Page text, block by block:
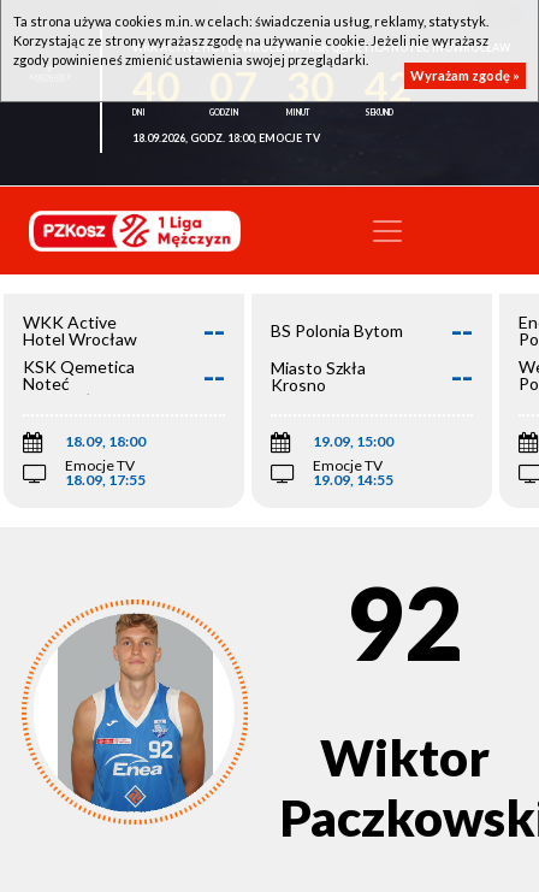
WKK ACTIVE HOTEL WROCŁAW - KSK QEMETICA NOTEĆ INOWROCŁAW
42
18.09.2026, GODZ. 18:00, EMOCJE TV
WKK Active
Hotel Wrocław
--
KSK Qemetica
Noteć
Inowrocław
--
18.09, 18:00
Emocje TV
18.09, 17:55
BS Polonia Bytom --
Miasto Szkła
Krosno
--
19.09, 15:00
Emocje TV
19.09, 14:55
92
Wiktor
Ta strona używa cookies m.in. w celach: świadczenia usług, reklamy, statystyk.
Korzystając ze strony wyrażasz zgodę na używanie cookie. Jeżeli nie wyrażasz
zgody powinieneś zmienić ustawienia swojej przeglądarki.
Wyrażam zgodę »